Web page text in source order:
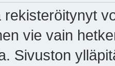
rekisteröitynyt
vie vain
Sivuston